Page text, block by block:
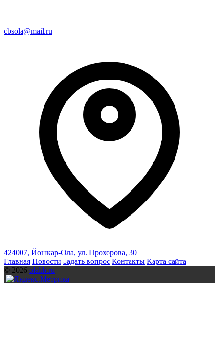
cbsola@mail.ru
424007, Йошкар-Ола, ул. Прохорова, 30
Главная Новости Задать вопрос Контакты Карта сайта
© 2026 olalib.ru